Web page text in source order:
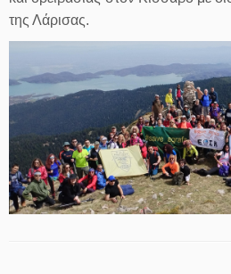
της Λάρισας.